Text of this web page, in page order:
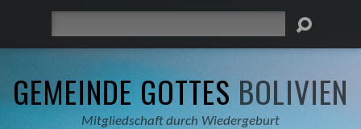
GEMEINDE GOTTES BOLIVIEN
Mitgliedschaft durch Wiedergeburt